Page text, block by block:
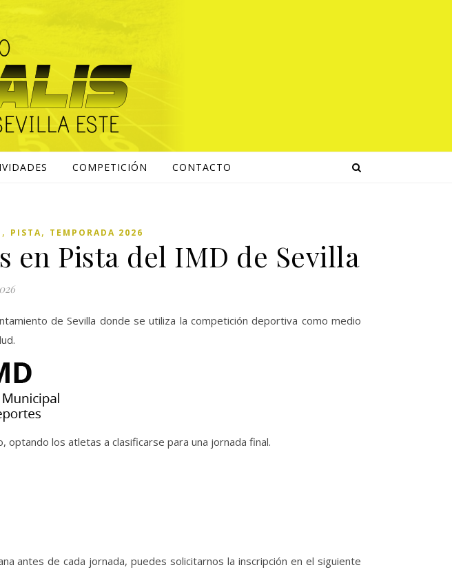
COMPETICIÓN CONTACTO
, PISTA, TEMPORADA 2026
en Pista del IMD de Sevilla
de Sevilla donde se utiliza la competición deportiva como medio
optando los atletas a clasificarse para una jornada final.
antes de cada jornada, puedes solicitarnos la inscripción en el siguiente